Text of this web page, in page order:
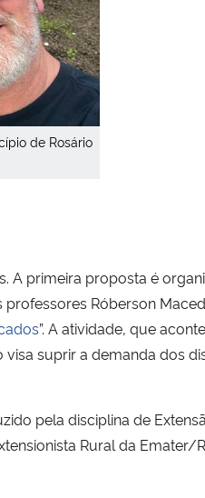
de Rosário
A primeira proposta é
Róberson
”. A atividade, que
visa suprir a demanda dos
pela disciplina de
Rural da Emater/